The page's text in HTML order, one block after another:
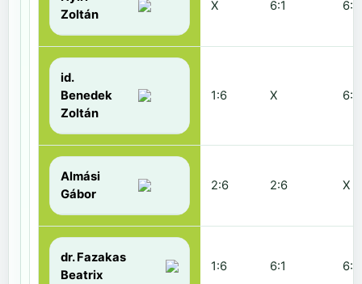
Zoltán
X 6:1 6:2
id.
Benedek
Zoltán
1:6 X 6:2
Almási
Gábor
2:6 2:6 X
dr. Fazakas
Beatrix
1:6 6:1 6:0